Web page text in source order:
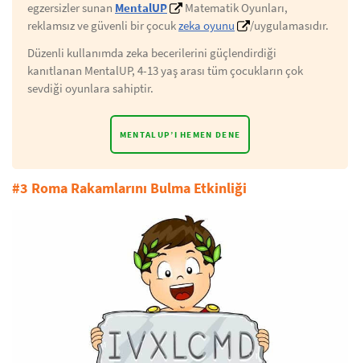
egzersizler sunan MentalUP
Matematik Oyunları,
reklamsız ve güvenli bir çocukzeka oyunu
/uygulamasıdır.
Düzenli kullanımda zeka becerilerini güçlendirdiği
kanıtlanan MentalUP, 4-13 yaş arası tüm çocukların çok
sevdiği oyunlara sahiptir.
MENTALUP’I HEMEN DENE
#3 Roma Rakamlarını Bulma Etkinliği